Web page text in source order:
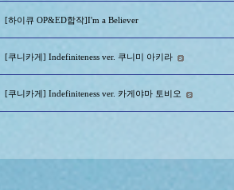
[하이큐 OP&ED합작]I'm a Believer
[쿠니카게] Indefiniteness ver. 쿠니미 아키라
[쿠니카게] Indefiniteness ver. 카게야마 토비오